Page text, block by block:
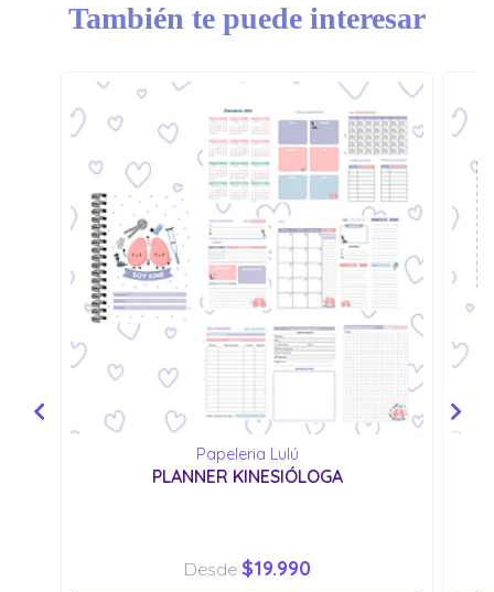
También te puede interesar
Papeleria Lulú
PLANNER KINESIÓLOGA
Desde $19.990